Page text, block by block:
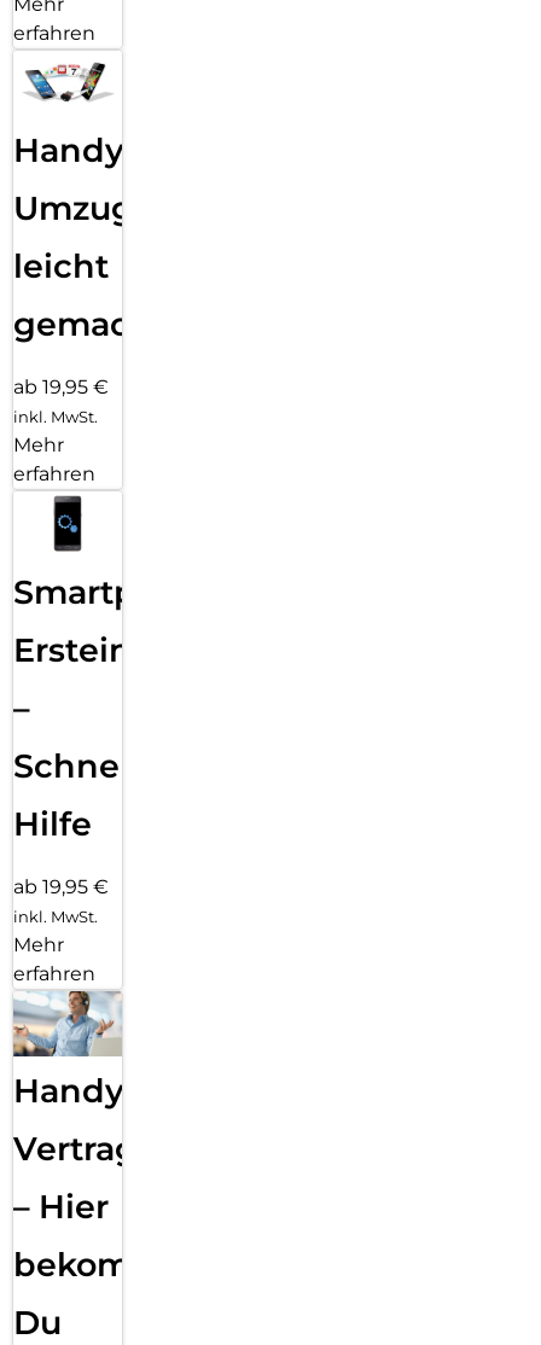
erfahren
Handy
Umzug
leicht
gemacht!
ab 19,95 €
inkl. MwSt.
Mehr
erfahren
Smartphone
Ersteinrichtung
–
Schnelle
Hilfe
ab 19,95 €
inkl. MwSt.
Mehr
erfahren
Handy
Vertragsabwicklung
– Hier
bekommst
Du